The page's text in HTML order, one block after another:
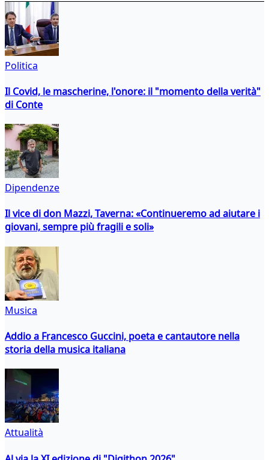
Politica
Il Covid, le mascherine, l'onore: il "momento della verità"
di Conte
Dipendenze
Il vice di don Mazzi, Taverna: «Continueremo ad aiutare i
giovani, sempre più fragili e soli»
Musica
Addio a Francesco Guccini, poeta e cantautore nella
storia della musica italiana
Attualità